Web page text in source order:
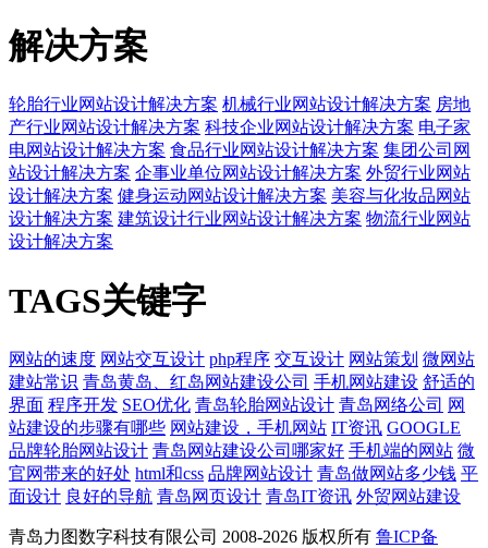
解决方案
轮胎行业网站设计解决方案 机械行业网站设计解决方案 房地
产行业网站设计解决方案 科技企业网站设计解决方案 电子家
电网站设计解决方案 食品行业网站设计解决方案 集团公司网
站设计解决方案 企事业单位网站设计解决方案 外贸行业网站
设计解决方案 健身运动网站设计解决方案 美容与化妆品网站
设计解决方案 建筑设计行业网站设计解决方案 物流行业网站
设计解决方案
TAGS关键字
网站的速度 网站交互设计 php程序 交互设计 网站策划 微网站
建站常识 青岛黄岛、红岛网站建设公司 手机网站建设 舒适的
界面 程序开发 SEO优化 青岛轮胎网站设计 青岛网络公司 网
站建设的步骤有哪些 网站建设，手机网站 IT资讯 GOOGLE
品牌轮胎网站设计 青岛网站建设公司哪家好 手机端的网站 微
官网带来的好处 html和css 品牌网站设计 青岛做网站多少钱 平
面设计 良好的导航 青岛网页设计 青岛IT资讯 外贸网站建设
青岛力图数字科技有限公司 2008-2026 版权所有 鲁ICP备